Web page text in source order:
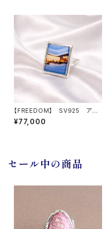
【FREEDOM】 SV925 アゲ
ート リング
¥77,000
セール中の商品